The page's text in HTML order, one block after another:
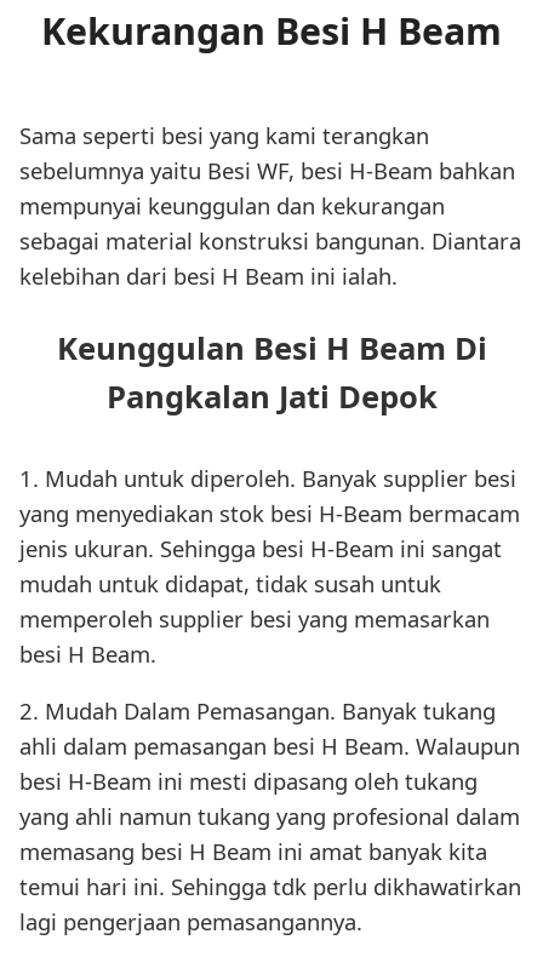
Kekurangan Besi H Beam
Sama seperti besi yang kami terangkan
sebelumnya yaitu Besi WF, besi H-Beam bahkan
mempunyai keunggulan dan kekurangan
sebagai material konstruksi bangunan. Diantara
kelebihan dari besi H Beam ini ialah.
Keunggulan Besi H Beam Di
Pangkalan Jati Depok
1. Mudah untuk diperoleh. Banyak supplier besi
yang menyediakan stok besi H-Beam bermacam
jenis ukuran. Sehingga besi H-Beam ini sangat
mudah untuk didapat, tidak susah untuk
memperoleh supplier besi yang memasarkan
besi H Beam.
2. Mudah Dalam Pemasangan. Banyak tukang
ahli dalam pemasangan besi H Beam. Walaupun
besi H-Beam ini mesti dipasang oleh tukang
yang ahli namun tukang yang profesional dalam
memasang besi H Beam ini amat banyak kita
temui hari ini. Sehingga tdk perlu dikhawatirkan
lagi pengerjaan pemasangannya.